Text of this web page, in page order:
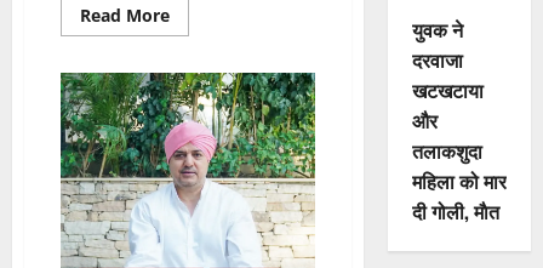
Read MoreRead
more
गति
से
चल
रही
है
चारधाम
यात्रा:
सतपाल
महाराज
युवक ने
दरवाजा
खटखटाया
और
तलाकशुदा
महिला को मार
दी गोली, माैत